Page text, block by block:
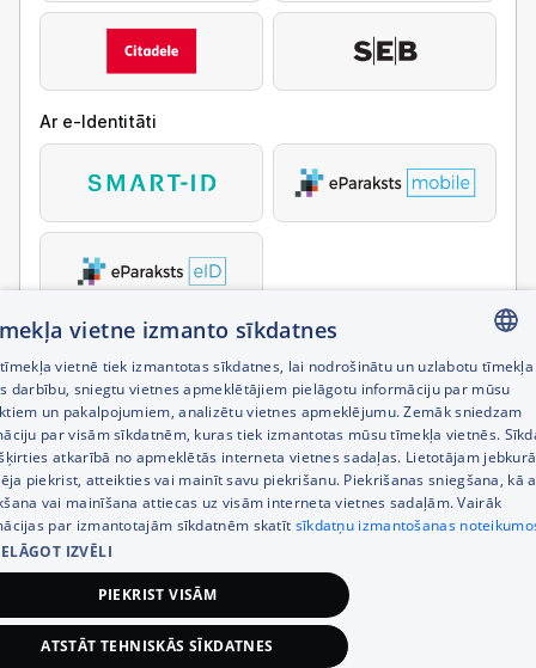
Ar e-Identitāti
LATVIAN
RUSSIAN
ENGLISH
vietne izmanto sīkdatnes
vietnē tiek izmantotas sīkdatnes, lai nodrošinātu un uzlabotu tīmekļa
darbību, sniegtu vietnes apmeklētājiem pielāgotu informāciju par mūsu
un pakalpojumiem, analizētu vietnes apmeklējumu. Zemāk sniedzam
par visām sīkdatnēm, kuras tiek izmantotas mūsu tīmekļa vietnēs.
atkarībā no apmeklētās interneta vietnes sadaļas. Lietotājam
piekrist, atteikties vai mainīt savu piekrišanu. Piekrišanas sniegšana, kā
vai mainīšana attiecas uz visām interneta vietnes sadaļām. Vairāk
par izmantotajām sīkdatnēm skatīt sīkdatņu izmantošanas
IZVĒLI
PIEKRIST VISĀM
ATSTĀT TEHNISKĀS SĪKDATNES